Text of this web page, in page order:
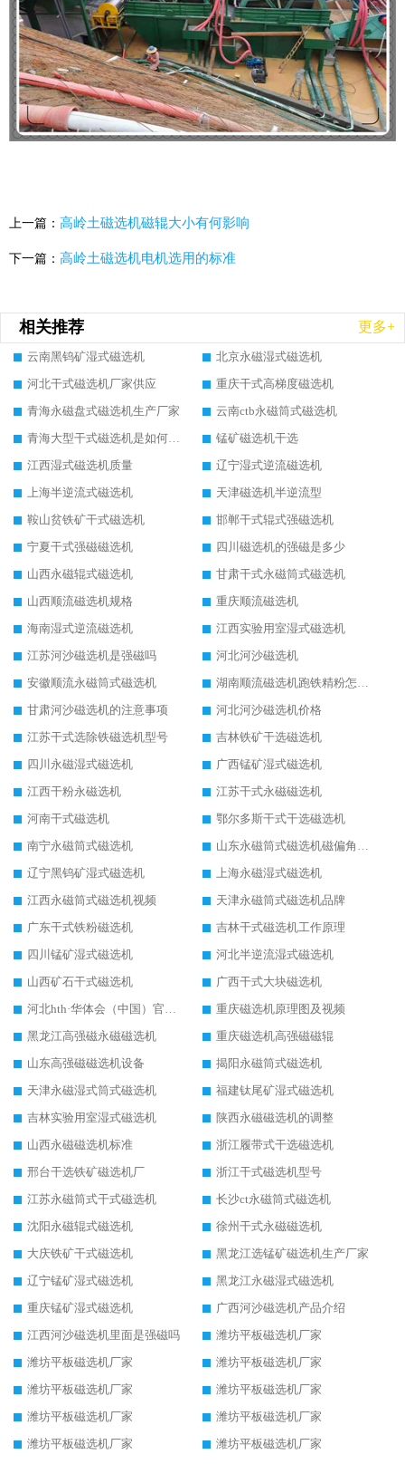
上一篇： 高岭土磁选机磁辊大小有何影响
下一篇： 高岭土磁选机电机选用的标准
相关推荐 更多+
云南黑钨矿湿式磁选机
北京永磁湿式磁选机
河北干式磁选机厂家供应
重庆干式高梯度磁选机
青海永磁盘式磁选机生产厂家
云南ctb永磁筒式磁选机
青海大型干式磁选机是如何选矿的
锰矿磁选机干选
江西湿式磁选机质量
辽宁湿式逆流磁选机
上海半逆流式磁选机
天津磁选机半逆流型
鞍山贫铁矿干式磁选机
邯郸干式辊式强磁选机
宁夏干式强磁磁选机
四川磁选机的强磁是多少
山西永磁辊式磁选机
甘肃干式永磁筒式磁选机
山西顺流磁选机规格
重庆顺流磁选机
海南湿式逆流磁选机
江西实验用室湿式磁选机
江苏河沙磁选机是强磁吗
河北河沙磁选机
安徽顺流永磁筒式磁选机
湖南顺流磁选机跑铁精粉怎么处理
甘肃河沙磁选机的注意事项
河北河沙磁选机价格
江苏干式选除铁磁选机型号
吉林铁矿干选磁选机
四川永磁湿式磁选机
广西锰矿湿式磁选机
江西干粉永磁选机
江苏干式永磁磁选机
河南干式磁选机
鄂尔多斯干式干选磁选机
南宁永磁筒式磁选机
山东永磁筒式磁选机磁偏角怎么调整
辽宁黑钨矿湿式磁选机
上海永磁湿式磁选机
江西永磁筒式磁选机视频
天津永磁筒式磁选机品牌
广东干式铁粉磁选机
吉林干式磁选机工作原理
四川锰矿湿式磁选机
河北半逆流湿式磁选机
山西矿石干式磁选机
广西干式大块磁选机
河北hth·华体会（中国）官方网站-hth.com 工作视频
重庆磁选机原理图及视频
黑龙江高强磁永磁磁选机
重庆磁选机高强磁磁辊
山东高强磁磁选机设备
揭阳永磁筒式磁选机
天津永磁湿式筒式磁选机
福建钛尾矿湿式磁选机
吉林实验用室湿式磁选机
陕西永磁磁选机的调整
山西永磁磁选机标准
浙江履带式干选磁选机
邢台干选铁矿磁选机厂
浙江干式磁选机型号
江苏永磁筒式干式磁选机
长沙ct永磁筒式磁选机
沈阳永磁辊式磁选机
徐州干式永磁磁选机
大庆铁矿干式磁选机
黑龙江选锰矿磁选机生产厂家
辽宁锰矿湿式磁选机
黑龙江永磁湿式磁选机
重庆锰矿湿式磁选机
广西河沙磁选机产品介绍
江西河沙磁选机里面是强磁吗
潍坊平板磁选机厂家
潍坊平板磁选机厂家
潍坊平板磁选机厂家
潍坊平板磁选机厂家
潍坊平板磁选机厂家
潍坊平板磁选机厂家
潍坊平板磁选机厂家
潍坊平板磁选机厂家
潍坊平板磁选机厂家